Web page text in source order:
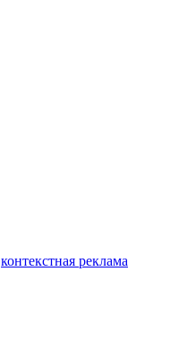
контекстная реклама